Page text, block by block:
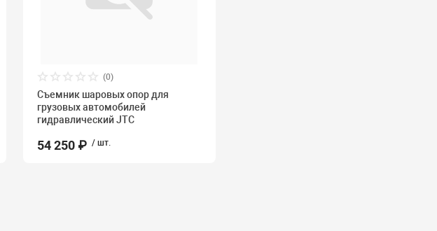
(0)
Съемник шаровых опор для
грузовых автомобилей
гидравлический JTC
54 250 ₽ / шт.